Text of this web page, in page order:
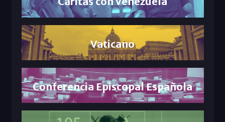
Vaticano
Conferencia Episcopal Española